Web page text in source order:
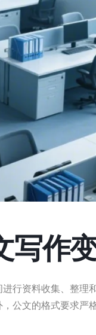
写作
行资料收集、整理
公文的格式要求严